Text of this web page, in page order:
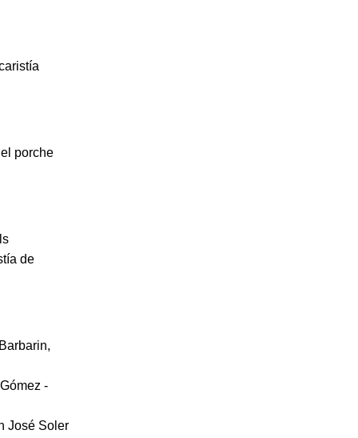
porche
de
-
José Soler